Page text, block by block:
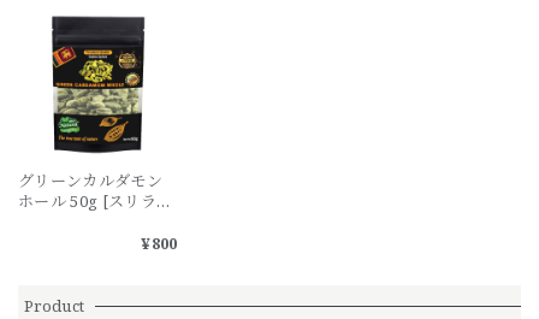
Product
グリーンカルダモン
ホール 50g [スリラン
¥800